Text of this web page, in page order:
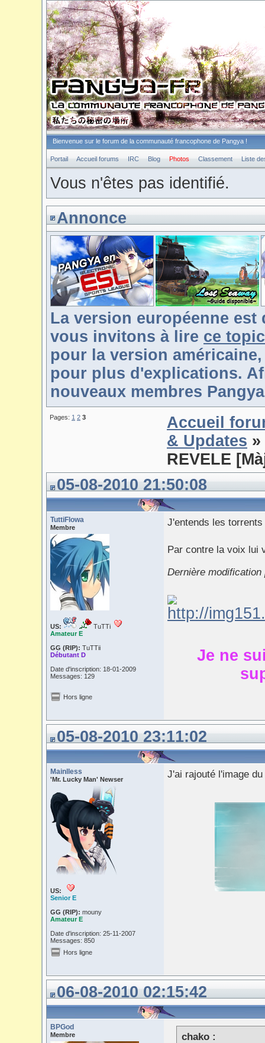
Bienvenue sur le forum de la communauté francophone de Pangya !
Portail Accueil forums IRC Blog Photos Classement Liste
Vous n'êtes pas identifié.
Annonce
La version européenne
vous invitons à lire ce topic
pour la version
pour plus d'explications.
nouveaux membres
Pages: 1 2 3
Accueil
& Updates »
REVELE
05-08-2010 21:50:08
TuttiFlowa
Membre
US:
TuTTi
Amateur E
GG (RIP): TuTTii
Débutant D
Date d'inscription: 18-01-2009
Messages: 129
J'entends les
Par contre la voix lui
Dernière modification
Je ne
Hors ligne
05-08-2010 23:11:02
Mainlless
'Mr. Lucky Man' Newser
US:
Senior E
GG (RIP): mouny
Amateur E
Date d'inscription: 25-11-2007
Messages: 850
J'ai rajouté l'image
Hors ligne
06-08-2010 02:15:42
BPGod
Membre chako :